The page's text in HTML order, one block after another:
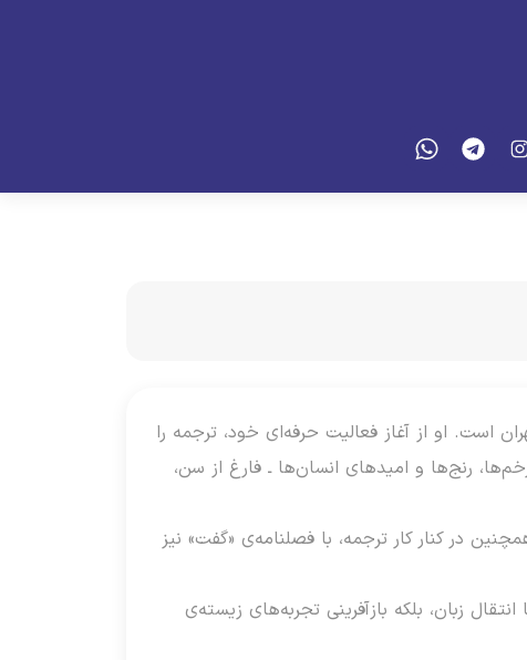
است. او از آغاز فعالیت حرفه‌ای خود، ترجمه را
رنج‌ها و امیدهای انسان‌ها ـ فارغ از سن،
در کنار کار ترجمه، با فصلنامه‌ی «گفت» نیز
زبان، بلکه بازآفرینی تجربه‌های زیسته‌ی